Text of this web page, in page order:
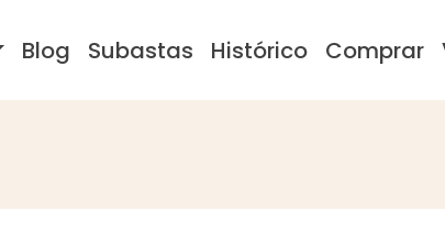
Blog Subastas Histórico Comprar